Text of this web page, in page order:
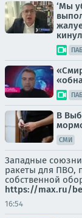
‘Мы
В
СМИ
Западные
ракеты для ПВО,
собственной
https://max.ru/
16:54